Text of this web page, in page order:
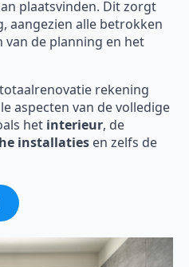
plaatsvinden. Dit zorgt
aangezien alle betrokken
de planning en het
rekening
aspecten van de volledige
het interieur, de
installaties en zelfs de